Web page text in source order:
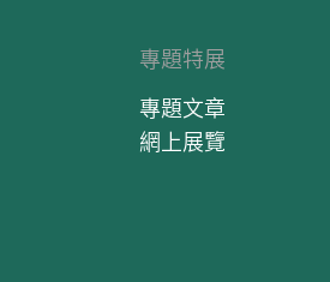
專題特展
專題文章
網上展覽